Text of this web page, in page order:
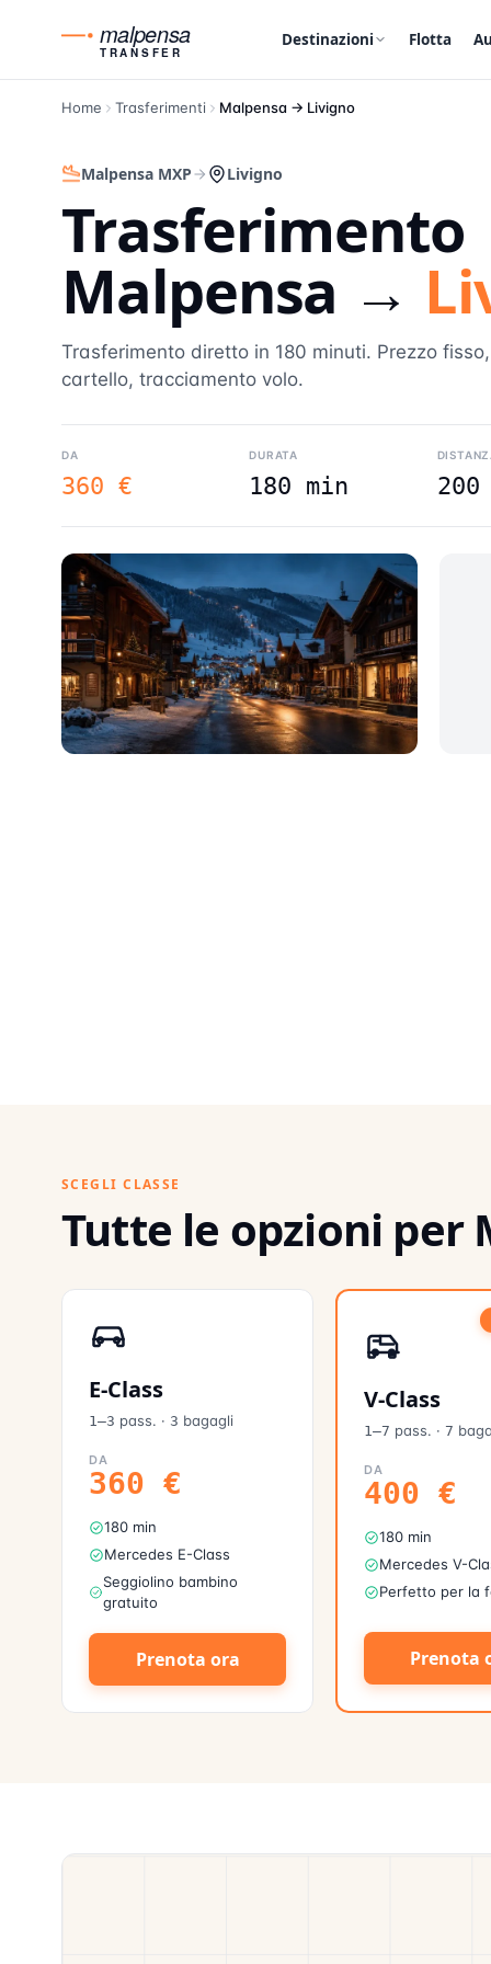
malpensa
TRANSFER
Destinazioni Flotta
Home Trasferimenti Malpensa → Livigno
Malpensa MXP Livigno
Trasferimento
Malpensa →
Trasferimento diretto in 180 minuti. Prezzo
cartello, tracciamento volo.
DA
360 €
DURATA
180 min 200
SCEGLI CLASSE
Tutte le opzioni per
E-Class
1–3 pass. · 3 bagagli
DA
360 €
180 min
Mercedes E-Class
Seggiolino bambino
gratuito
Prenota ora
V-Class
1–7 pass. · 7
DA
400 €
180 min
Mercedes V-
Perfetto per la
Prenota